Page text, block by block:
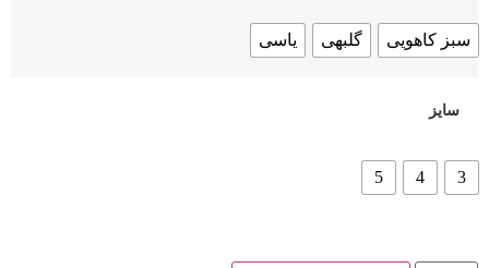
سبز کاهویی گلبهی یاسی
سایز
3
4
5